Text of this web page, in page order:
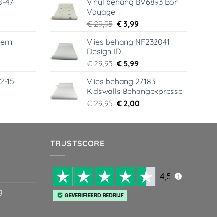
47
15
was: is:
Vinyl behang BV6893 Bon
Voyage
€29,95 Oorspronkelijke
was:
€ 29,95.
€ 3,99Huidige
is:
Vlies behang NF232041
Design ID
€29,95 Oorspronkelijke
was:
€ 29,95.
€ 5,99Huidige
is:
€ 5,99.
Vlies behang 27183
Kidswalls Behangexpresse
€29,95 Oorspronkelijke
was:
€ 2,00Huidige
is:
TRUSTSCORE